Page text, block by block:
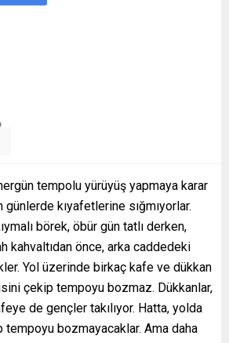
tempolu yürüyüş yapmaya karar
kıyafetlerine sığmıyorlar.
börek, öbür gün tatlı derken,
kahvaltıdan önce, arka caddedeki
Yol üzerinde birkaç kafe ve dükkan
çekip tempoyu bozmaz. Dükkanlar,
de gençler takılıyor. Hatta, yolda
bozmayacaklar. Ama daha